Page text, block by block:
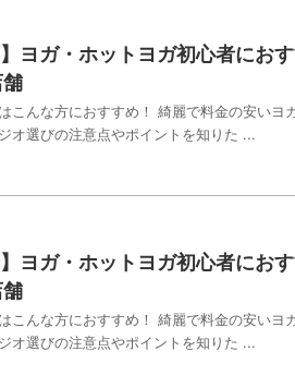
】ヨガ・ホットヨガ初心者にお
こんな方におすすめ！ 綺麗で料金の安いヨ
オ選びの注意点やポイントを知りた ...
】ヨガ・ホットヨガ初心者にお
こんな方におすすめ！ 綺麗で料金の安いヨ
オ選びの注意点やポイントを知りた ...